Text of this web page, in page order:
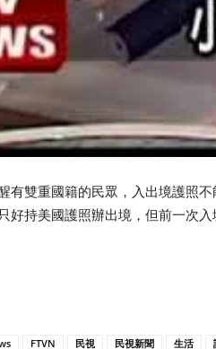
有雙重國籍的民眾，入出境護照
好持美國護照辦出境，但前一次
FTVN 民視 民視新聞 生活